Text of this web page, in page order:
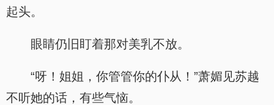
起头。
眼睛仍旧盯着那对美乳不放。
“呀！姐姐，你管管你的仆从！”萧媚见苏越
不听她的话，有些气恼。